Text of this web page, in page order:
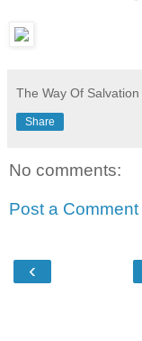
The Way Of Salvation
Share
No comments:
Post a Comment
‹